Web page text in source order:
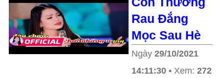
Rau Đắng
Mọc Sau Hè
Ngày 29/10/2021
14:11:30 • Xem: 272